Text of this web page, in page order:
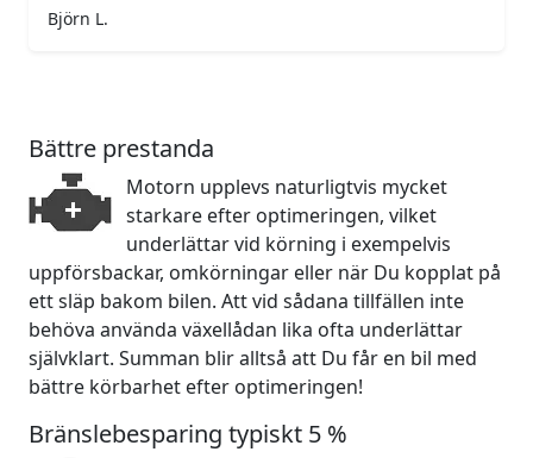
Björn L.
Bättre prestanda
Motorn upplevs naturligtvis mycket
starkare efter optimeringen, vilket
underlättar vid körning i exempelvis
uppförsbackar, omkörningar eller när Du kopplat på
ett släp bakom bilen. Att vid sådana tillfällen inte
behöva använda växellådan lika ofta underlättar
självklart. Summan blir alltså att Du får en bil med
bättre körbarhet efter optimeringen!
Bränslebesparing typiskt 5 %